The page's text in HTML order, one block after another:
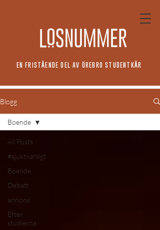
EN FRISTÅENDE DEL AV ÖREBRO STUDENTKÅR
Blogg
All Posts
#sjuktvanligt
Boende
Debatt
annons
Efter
studierna
Boende